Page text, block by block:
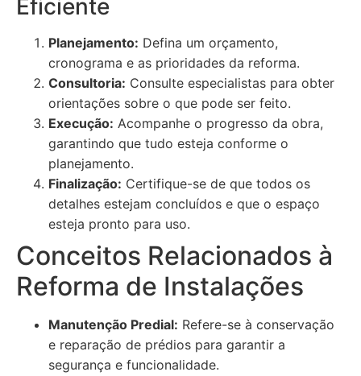
Eficiente
Planejamento: Defina um orçamento,
cronograma e as prioridades da reforma.
Consultoria: Consulte especialistas para obter
orientações sobre o que pode ser feito.
Execução: Acompanhe o progresso da obra,
garantindo que tudo esteja conforme o
planejamento.
Finalização: Certifique-se de que todos os
detalhes estejam concluídos e que o espaço
esteja pronto para uso.
Conceitos Relacionados à
Reforma de Instalações
Manutenção Predial: Refere-se à conservação
e reparação de prédios para garantir a
segurança e funcionalidade.